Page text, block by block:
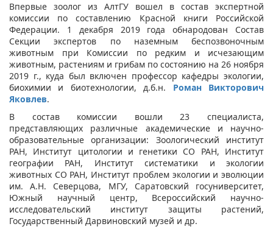
​Впервые зоолог из АлтГУ вошел в состав экспертной
комиссии по составлению Красной книги Российской
Федерации. 1 декабря 2019 года обнародован Состав
Секции экспертов по наземным беспозвоночным
животным при Комиссии по редким и исчезающим
животным, растениям и грибам по состоянию на 26 ноября
2019 г., куда был включен профессор кафедры экологии,
биохимии и биотехнологии, д.б.н. Роман Викторович
Яковлев.
В состав комиссии вошли 23 специалиста,
представляющих различные академические и научно-
образовательные организации: Зоологический институт
РАН, Институт цитологии и генетики СО РАН, Институт
географии РАН, Институт систематики и экологии
животных СО РАН, Институт проблем экологии и эволюции
им. А.Н. Северцова, МГУ, Саратовский госуниверситет,
Южный научный центр, Всероссийский научно-
исследовательский институт защиты растений,
Государственный Дарвиновский музей и др.